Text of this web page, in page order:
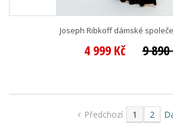
Joseph Ribkoff dámské
4 999 Kč 9 890
Předchozí 1 2